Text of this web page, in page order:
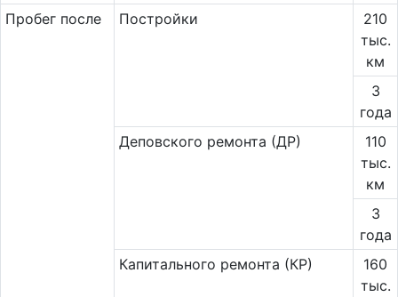
Пробег после
Постройки
210
тыс.
км
3
года
Деповского ремонта (ДР)
110
тыс.
км
3
года
Капитального ремонта (КР)
160
тыс.